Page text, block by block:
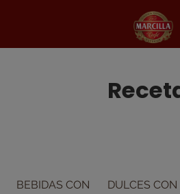
BEBIDAS CON
DULCES CON